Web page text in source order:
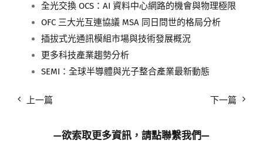
全光交換 OCS：AI 資料中心網路的機會與物理極限
OFC 三大光互連協議 MSA 同日問世的格局分析
插拔式光通訊模組市場與技術發展概況
更多科技產業趨勢分析
SEMI：全球半導體與光子整合產業最新動態
上一篇 下一篇
—欲索取更多資訊，請點聯繫我們—